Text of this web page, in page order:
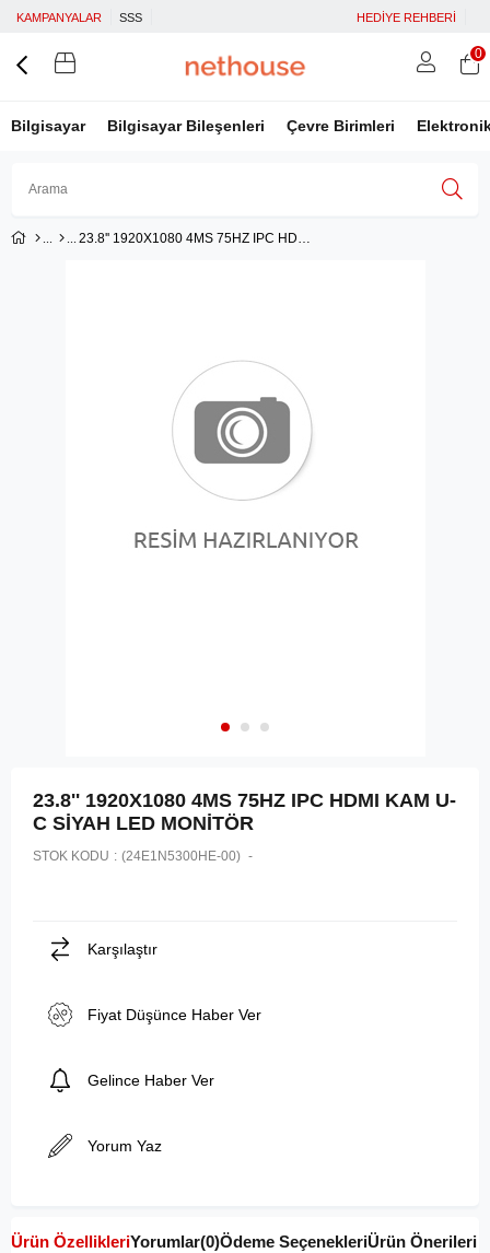
KAMPANYALAR SSS HEDİYE REHBERİ
Bilgisayar Bilgisayar Bileşenleri Çevre Birimleri
0
23.8'' 1920X1080 4MS 75HZ IPC HDMI KAM U-C SİYAH LED MONİTÖR
23.8'' 1920X1080 4MS 75HZ IPC HDMI KAM U-
C SİYAH LED MONİTÖR
STOK KODU (24E1N5300HE-00)
Karşılaştır
Fiyat Düşünce Haber Ver
Gelince Haber Ver
Yorum Yaz
Ürün ÖzellikleriYorumlar(0)Ödeme SeçenekleriÜrün Önerileri